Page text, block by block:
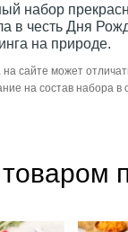
набор
в честь Дня
на природе.
сайте может
на состав набора в